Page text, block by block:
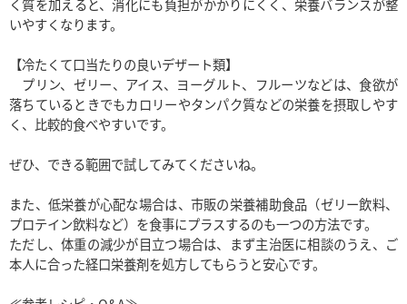
く質を加えると、消化にも負担がかかりにくく、栄養バランスが整
いやすくなります。
【冷たくて口当たりの良いデザート類】
プリン、ゼリー、アイス、ヨーグルト、フルーツなどは、食欲が
落ちているときでもカロリーやタンパク質などの栄養を摂取しやす
く、比較的食べやすいです。
ぜひ、できる範囲で試してみてくださいね。
また、低栄養が心配な場合は、市販の栄養補助食品（ゼリー飲料、
プロテイン飲料など）を食事にプラスするのも一つの方法です。
ただし、体重の減少が目立つ場合は、まず主治医に相談のうえ、ご
本人に合った経口栄養剤を処方してもらうと安心です。